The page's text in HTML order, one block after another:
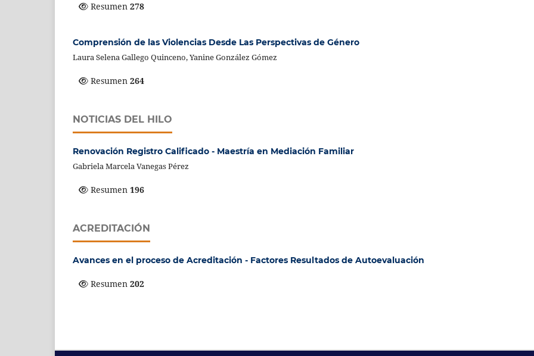
Resumen 278
Comprensión de las Violencias Desde Las Perspectivas de Género
Laura Selena Gallego Quinceno, Yanine González Gómez
Resumen 264
NOTICIAS DEL HILO
Renovación Registro Calificado - Maestría en Mediación Familiar
Gabriela Marcela Vanegas Pérez
Resumen 196
ACREDITACIÓN
Avances en el proceso de Acreditación - Factores Resultados de Autoevaluación
Resumen 202